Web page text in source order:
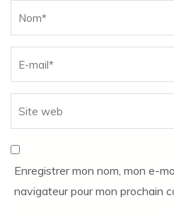
Enregistrer mon nom, mon e-
navigateur pour mon prochain